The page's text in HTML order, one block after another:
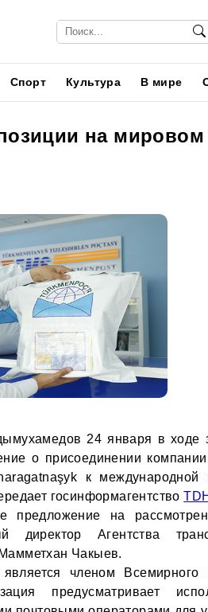
Спорт Культура В мире
на мировом
24 января в ходе
о присоединении
к международной
госинформагентствоTDH
предложение на
директор Агентства
Чакыев.
членом Всемирного
предусматривает